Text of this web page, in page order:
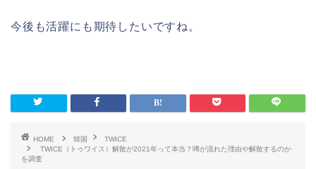
今後も活躍にも期待したいですね。
HOME 韓国
TWICE
TWICE（トゥワイス）解散が2021年って本当？噂が流れた理由や解散するのか
を調査